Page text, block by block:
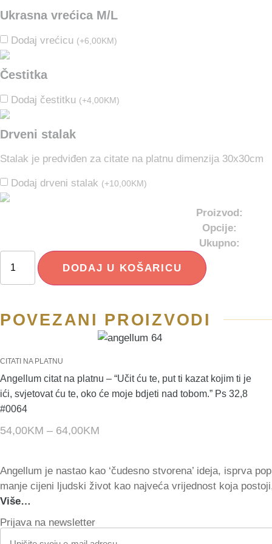
Ukrasna vrećica M/L
Dodaj vrećicu (+6,00 KM)
Čestitka
Dodaj čestitku (+4,00 KM)
Drveni stalak
Stalak je predviđen za citate na platnu dimenzija 30x30cm
Dodaj drveni stalak (+10,00 KM)
Proizvod:
Opcije:
Ukupno:
DODAJ U KOŠARICU
POVEZANI PROIZVODI
CITATI NA PLATNU
Angellum citat na platnu – “Učit ću te, put ti kazat kojim ti je
ići, svjetovat ću te, oko će moje bdjeti nad tobom.” Ps 32,8
#0064
54,00KM – 64,00KM
Angellum je nastao kao ‘čudesno stvorena’ ideja, isprva
manje cijeni ljudski život kao najveća vrijednost koja
Više…
Prijava na newsletter